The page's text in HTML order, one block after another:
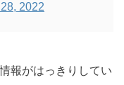
2022
報がはっきりしてい